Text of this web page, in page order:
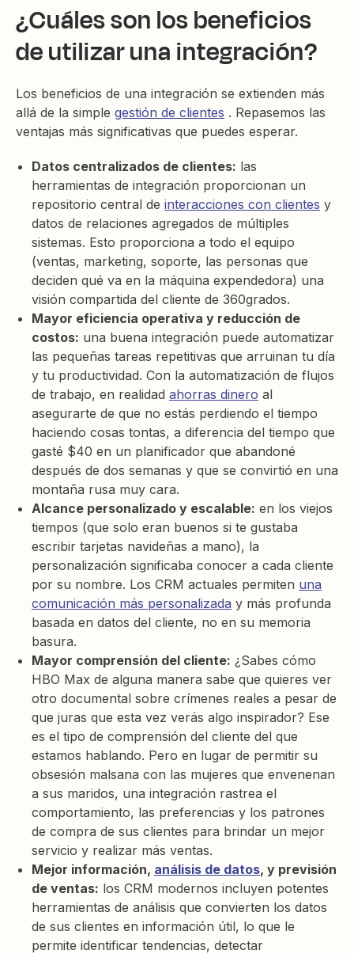
¿Cuáles son los beneficios
de utilizar una integración?
Los beneficios de una integración se extienden más
allá de la simple gestión de clientes . Repasemos las
ventajas más significativas que puedes esperar.
Datos centralizados de clientes: las
herramientas de integración proporcionan un
repositorio central de interacciones con clientes y
datos de relaciones agregados de múltiples
sistemas. Esto proporciona a todo el equipo
(ventas, marketing, soporte, las personas que
deciden qué va en la máquina expendedora) una
visión compartida del cliente de 360grados.
Mayor eficiencia operativa y reducción de
costos: una buena integración puede automatizar
las pequeñas tareas repetitivas que arruinan tu día
y tu productividad. Con la automatización de flujos
de trabajo, en realidad ahorras dinero al
asegurarte de que no estás perdiendo el tiempo
haciendo cosas tontas, a diferencia del tiempo que
gasté $40 en un planificador que abandoné
después de dos semanas y que se convirtió en una
montaña rusa muy cara.
Alcance personalizado y escalable: en los viejos
tiempos (que solo eran buenos si te gustaba
escribir tarjetas navideñas a mano), la
personalización significaba conocer a cada cliente
por su nombre. Los CRM actuales permiten una
comunicación más personalizada y más profunda
basada en datos del cliente, no en su memoria
basura.
Mayor comprensión del cliente: ¿Sabes cómo
HBO Max de alguna manera sabe que quieres ver
otro documental sobre crímenes reales a pesar de
que juras que esta vez verás algo inspirador? Ese
es el tipo de comprensión del cliente del que
estamos hablando. Pero en lugar de permitir su
obsesión malsana con las mujeres que envenenan
a sus maridos, una integración rastrea el
comportamiento, las preferencias y los patrones
de compra de sus clientes para brindar un mejor
servicio y realizar más ventas.
Mejor información, análisis de datos, y previsión
de ventas: los CRM modernos incluyen potentes
herramientas de análisis que convierten los datos
de sus clientes en información útil, lo que le
permite identificar tendencias, detectar